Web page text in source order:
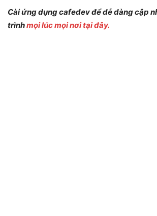
Cài ứng dụng cafedev để dễ dàng cập
trìnhmọi lúc mọi nơi tại đây.